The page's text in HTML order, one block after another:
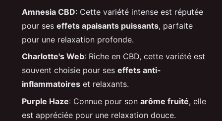
Amnesia CBD: Cette variété intense est réputée
pour ses effets apaisants puissants, parfaite
pour une relaxation profonde.
Charlotte's Web: Riche en CBD, cette variété est
souvent choisie pour ses effets anti-
inflammatoires et relaxants.
Purple Haze: Connue pour son arôme fruité, elle
est appréciée pour une relaxation douce.